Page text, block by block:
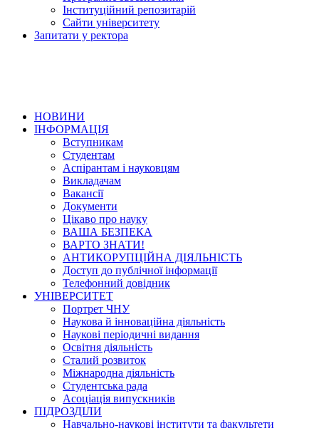
Інституційний репозитарій
Сайти університету
Запитати у ректора
НОВИНИ
ІНФОРМАЦІЯ
Вступникам
Студентам
Аспірантам і науковцям
Викладачам
Вакансії
Документи
Цікаво про науку
ВАША БЕЗПЕКА
ВАРТО ЗНАТИ!
АНТИКОРУПЦІЙНА ДІЯЛЬНІСТЬ
Доступ до публічної інформації
Телефонний довідник
УНІВЕРСИТЕТ
Портрет ЧНУ
Наукова й інноваційна діяльність
Наукові періодичні видання
Освітня діяльність
Сталий розвиток
Міжнародна діяльність
Студентська рада
Асоціація випускників
ПІДРОЗДІЛИ
Навчально-наукові інститути та факультети